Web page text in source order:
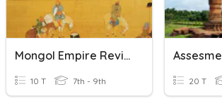
Mongol Empire Review
10 T 7th - 9th 20 T